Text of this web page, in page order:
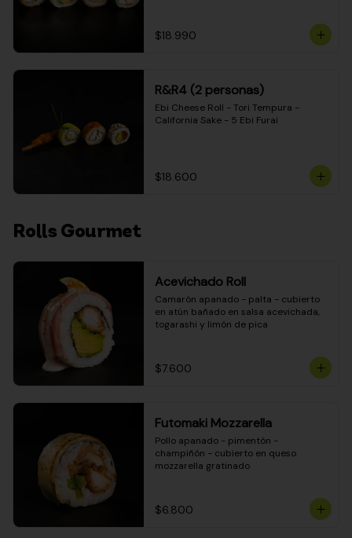
ciboulette) 10 (Pollo teriyaki - palta -
envuelto en queso crema)
$18.990
R&R4 (2 personas)
Ebi Cheese Roll - Tori Tempura -
California Sake - 5 Ebi Furai
$18.600
Rolls Gourmet
Acevichado Roll
Camarón apanado - palta - cubierto
en atún bañado en salsa acevichada,
togarashi y limón de pica
$7.600
Futomaki Mozzarella
Pollo apanado - pimentón -
champiñón - cubierto en queso
mozzarella gratinado
$6.800